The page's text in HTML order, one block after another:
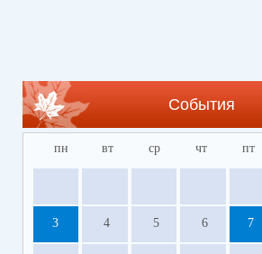
События
пн вт ср чт пт
3 4 5 6 7